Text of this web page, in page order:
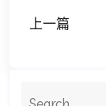
上一篇